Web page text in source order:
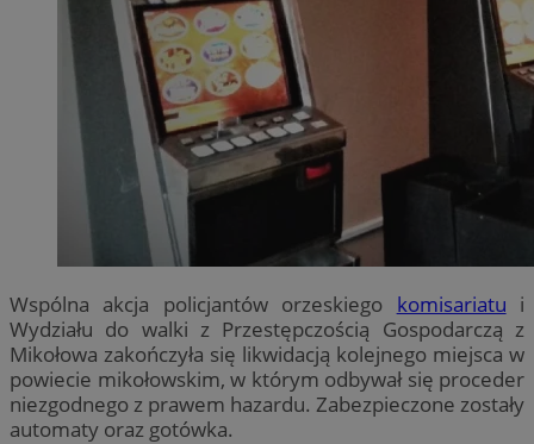
Wspólna akcja policjantów orzeskiego komisariatu i
Wydziału do walki z Przestępczością Gospodarczą z
Mikołowa zakończyła się likwidacją kolejnego miejsca w
powiecie mikołowskim, w którym odbywał się proceder
niezgodnego z prawem hazardu. Zabezpieczone zostały
automaty oraz gotówka.